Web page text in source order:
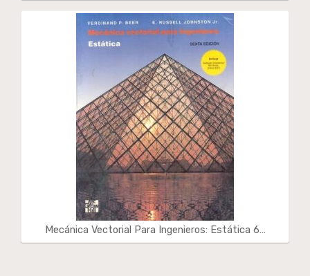
Mecánica Vectorial Para Ingenieros: Estática 6…